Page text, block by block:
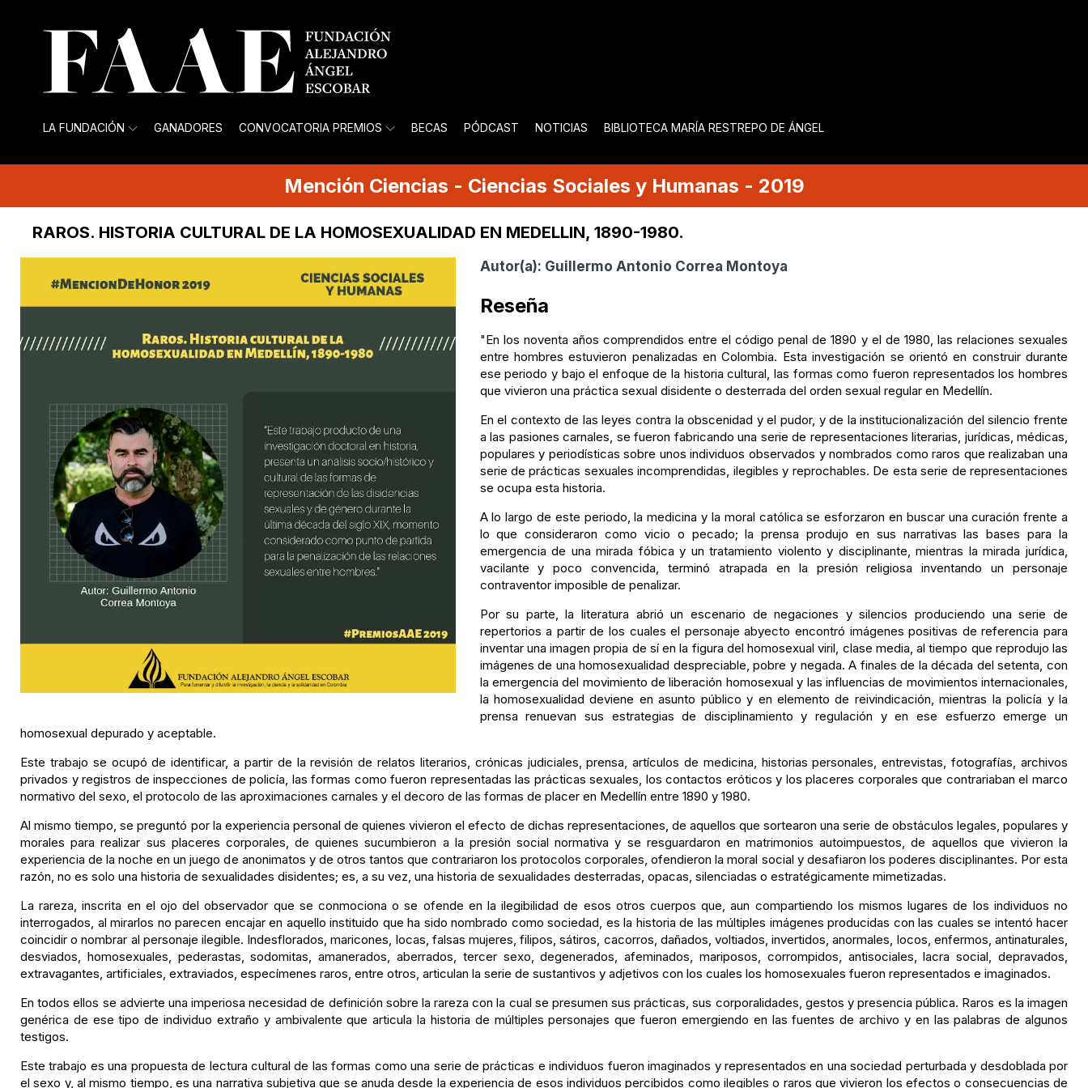
LA FUNDACIÓN GANADORES CONVOCATORIA PREMIOS BECAS PÓDCAST NOTICIAS BIBLIOTECA MARÍA RESTREPO DE ÁNGEL
Mención Ciencias - Ciencias Sociales y Humanas - 2019
RAROS. HISTORIA CULTURAL DE LA HOMOSEXUALIDAD EN MEDELLIN, 1890-1980.
Autor(a): Guillermo Antonio Correa Montoya
Reseña
"En los noventa años comprendidos entre el código penal de 1890 y el de 1980, las relaciones sexuales
entre hombres estuvieron penalizadas en Colombia. Esta investigación se orientó en construir durante
ese periodo y bajo el enfoque de la historia cultural, las formas como fueron representados los hombres
que vivieron una práctica sexual disidente o desterrada del orden sexual regular en Medellín.
En el contexto de las leyes contra la obscenidad y el pudor, y de la institucionalización del silencio frente
a las pasiones carnales, se fueron fabricando una serie de representaciones literarias, jurídicas, médicas,
populares y periodísticas sobre unos individuos observados y nombrados como raros que realizaban una
serie de prácticas sexuales incomprendidas, ilegibles y reprochables. De esta serie de representaciones
se ocupa esta historia.
A lo largo de este periodo, la medicina y la moral católica se esforzaron en buscar una curación frente a
lo que consideraron como vicio o pecado; la prensa produjo en sus narrativas las bases para la
emergencia de una mirada fóbica y un tratamiento violento y disciplinante, mientras la mirada jurídica,
vacilante y poco convencida, terminó atrapada en la presión religiosa inventando un personaje
contraventor imposible de penalizar.
Por su parte, la literatura abrió un escenario de negaciones y silencios produciendo una serie de
repertorios a partir de los cuales el personaje abyecto encontró imágenes positivas de referencia para
inventar una imagen propia de sí en la figura del homosexual viril, clase media, al tiempo que reprodujo las
imágenes de una homosexualidad despreciable, pobre y negada. A finales de la década del setenta, con
la emergencia del movimiento de liberación homosexual y las influencias de movimientos internacionales,
la homosexualidad deviene en asunto público y en elemento de reivindicación, mientras la policía y la
prensa renuevan sus estrategias de disciplinamiento y regulación y en ese esfuerzo emerge un
homosexual depurado y aceptable.
Este trabajo se ocupó de identificar, a partir de la revisión de relatos literarios, crónicas judiciales, prensa, artículos de medicina, historias personales, entrevistas, fotografías, archivos
privados y registros de inspecciones de policía, las formas como fueron representadas las prácticas sexuales, los contactos eróticos y los placeres corporales que contrariaban el marco
normativo del sexo, el protocolo de las aproximaciones carnales y el decoro de las formas de placer en Medellín entre 1890 y 1980.
Al mismo tiempo, se preguntó por la experiencia personal de quienes vivieron el efecto de dichas representaciones, de aquellos que sortearon una serie de obstáculos legales, populares y
morales para realizar sus placeres corporales, de quienes sucumbieron a la presión social normativa y se resguardaron en matrimonios autoimpuestos, de aquellos que vivieron la
experiencia de la noche en un juego de anonimatos y de otros tantos que contrariaron los protocolos corporales, ofendieron la moral social y desafiaron los poderes disciplinantes. Por esta
razón, no es solo una historia de sexualidades disidentes; es, a su vez, una historia de sexualidades desterradas, opacas, silenciadas o estratégicamente mimetizadas.
La rareza, inscrita en el ojo del observador que se conmociona o se ofende en la ilegibilidad de esos otros cuerpos que, aun compartiendo los mismos lugares de los individuos no
interrogados, al mirarlos no parecen encajar en aquello instituido que ha sido nombrado como sociedad, es la historia de las múltiples imágenes producidas con las cuales se intentó hacer
coincidir o nombrar al personaje ilegible. Indesflorados, maricones, locas, falsas mujeres, filipos, sátiros, cacorros, dañados, voltiados, invertidos, anormales, locos, enfermos, antinaturales,
desviados, homosexuales, pederastas, sodomitas, amanerados, aberrados, tercer sexo, degenerados, afeminados, mariposos, corrompidos, antisociales, lacra social, depravados,
extravagantes, artificiales, extraviados, especímenes raros, entre otros, articulan la serie de sustantivos y adjetivos con los cuales los homosexuales fueron representados e imaginados.
En todos ellos se advierte una imperiosa necesidad de definición sobre la rareza con la cual se presumen sus prácticas, sus corporalidades, gestos y presencia pública. Raros es la imagen
genérica de ese tipo de individuo extraño y ambivalente que articula la historia de múltiples personajes que fueron emergiendo en las fuentes de archivo y en las palabras de algunos
testigos.
Este trabajo es una propuesta de lectura cultural de las formas como una serie de prácticas e individuos fueron imaginados y representados en una sociedad perturbada y desdoblada por
el sexo y, al mismo tiempo, es una narrativa subjetiva que se anuda desde la experiencia de esos individuos percibidos como ilegibles o raros que vivieron los efectos o consecuencias de